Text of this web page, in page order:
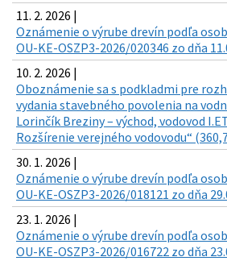
11. 2. 2026 |
Oznámenie o výrube drevín podľa
OU-KE-OSZP3-2026/020346 zo dňa
10. 2. 2026 |
Oboznámenie sa s podkladmi pre
vydania stavebného povolenia na
Lorinčík Breziny – východ, vodovod
Rozšírenie verejného vodovodu“
30. 1. 2026 |
Oznámenie o výrube drevín podľa
OU-KE-OSZP3-2026/018121 zo dňa
23. 1. 2026 |
Oznámenie o výrube drevín podľa
OU-KE-OSZP3-2026/016722 zo dňa